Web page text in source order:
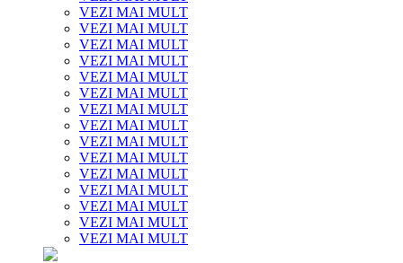
VEZI MAI MULT
VEZI MAI MULT
VEZI MAI MULT
VEZI MAI MULT
VEZI MAI MULT
VEZI MAI MULT
VEZI MAI MULT
VEZI MAI MULT
VEZI MAI MULT
VEZI MAI MULT
VEZI MAI MULT
VEZI MAI MULT
VEZI MAI MULT
VEZI MAI MULT
VEZI MAI MULT